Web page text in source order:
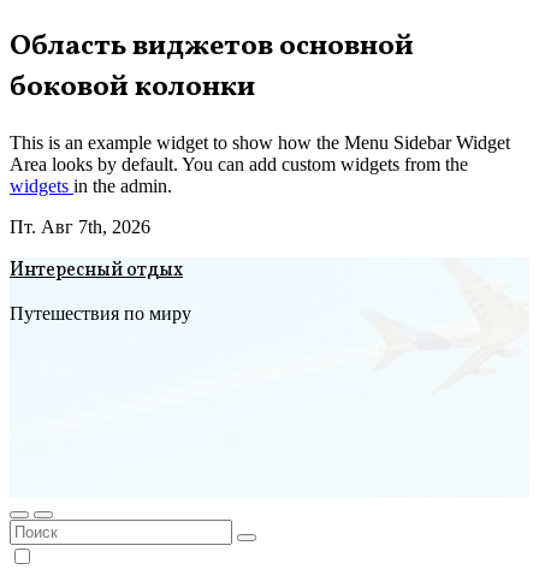
Перейти
к
содержимому
Область виджетов основной
боковой колонки
This is an example widget to show how the Menu Sidebar Widget
Area looks by default. You can add custom widgets from the
widgets in the admin.
Пт. Авг 7th, 2026
Интересный отдых
Путешествия по миру